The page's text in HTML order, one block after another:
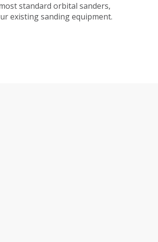
standard orbital sanders,
existing sanding equipment.